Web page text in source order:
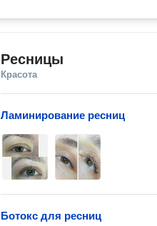
Ресницы
Красота
Ламинирование ресниц
Ботокс для ресниц